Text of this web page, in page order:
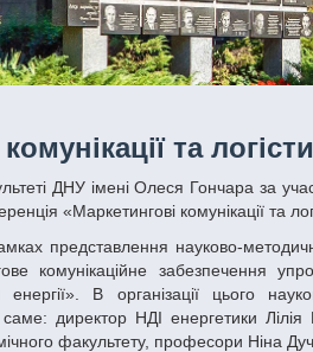
та
«Маркетингові комунікації та
комунікаційне забезпечення
В організації цього
директор НДІ енергетики Лілія
факультету, професори Ніна